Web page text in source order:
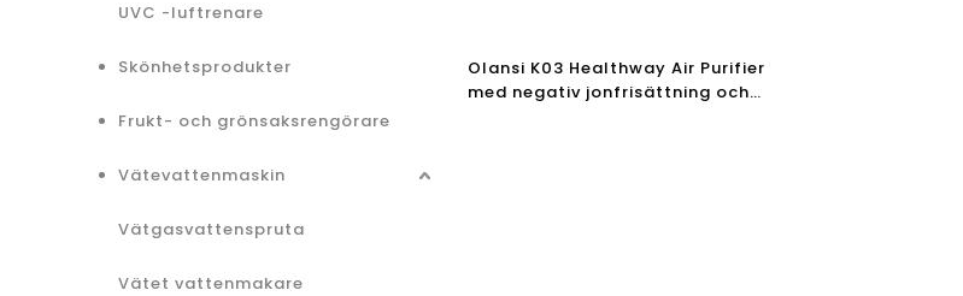
UVC -luftrenare
Skönhetsprodukter
Frukt- och grönsaksrengörare
Vätevattenmaskin
Vätgasvattenspruta
Vätet vattenmakare
Olansi K03 Healthway Air Purifier
med negativ jonfrisättning och